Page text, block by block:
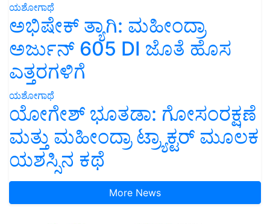
ಯಶೋಗಾಥೆ
ಅಭಿಷೇಕ್ ತ್ಯಾಗಿ: ಮಹೀಂದ್ರಾ
ಅರ್ಜುನ್ 605 DI ಜೊತೆ ಹೊಸ
ಎತ್ತರಗಳಿಗೆ
ಯಶೋಗಾಥೆ
ಯೋಗೇಶ್ ಭೂತಡಾ: ಗೋಸಂರಕ್ಷಣೆ
ಮತ್ತು ಮಹೀಂದ್ರಾ ಟ್ರ್ಯಾಕ್ಟರ್ ಮೂಲಕ
ಯಶಸ್ಸಿನ ಕಥೆ
More News